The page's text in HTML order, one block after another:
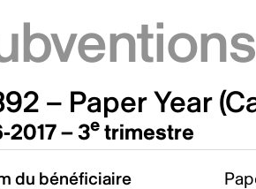
– Paper Year
2017 – 3e trimestre
du bénéficiaire